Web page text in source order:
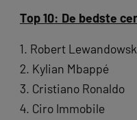
Top 10: De bedste
1. Robert
2. Kylian Mbappé
3. Cristiano Ronaldo
4. Ciro Immobile